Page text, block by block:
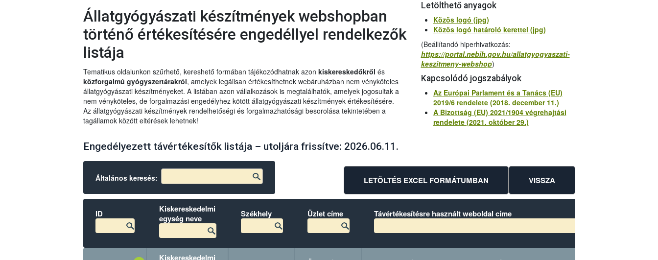
Állatgyógyászati készítmények webshopban
történő értékesítésére engedéllyel rendelkezők
listája
Tematikus oldalunkon szűrhető, kereshető formában tájékozódhatnak azon kiskereskedőkről és
közforgalmú gyógyszertárakról, amelyek legálisan értékesíthetnek webáruházban nem vényköteles
állatgyógyászati készítményeket. A listában azon vállalkozások is megtalálhatók, amelyek jogosultak a
nem vényköteles, de forgalmazási engedélyhez kötött állatgyógyászati készítmények értékesítésére.
Az állatgyógyászati készítmények rendelhetőségi és forgalmazhatósági besorolása tekintetében a
tagállamok között eltérések lehetnek!
Letölthető anyagok
Közös logó (jpg)
Közös logó határoló kerettel (jpg)
(Beállítandó hiperhivatkozás:
https://portal.nebih.gov.hu/allatgyogyaszati-
keszitmeny-webshop)
Kapcsolódó jogszabályok
Az Európai Parlament és a Tanács (EU)
2019/6 rendelete (2018. december 11.)
A Bizottság (EU) 2021/1904 végrehajtási
rendelete (2021. október 29.)
Engedélyezett távértékesítők listája – utoljára frissítve: 2026.06.11.
LETÖLTÉS EXCEL FORMÁTUMBAN VISSZA
Általános keresés:
ID
Kiskereskedelmi
egység neve
Székhely Üzlet címe Távértékesítésre használt weboldal címe
Kiskereskedelmi